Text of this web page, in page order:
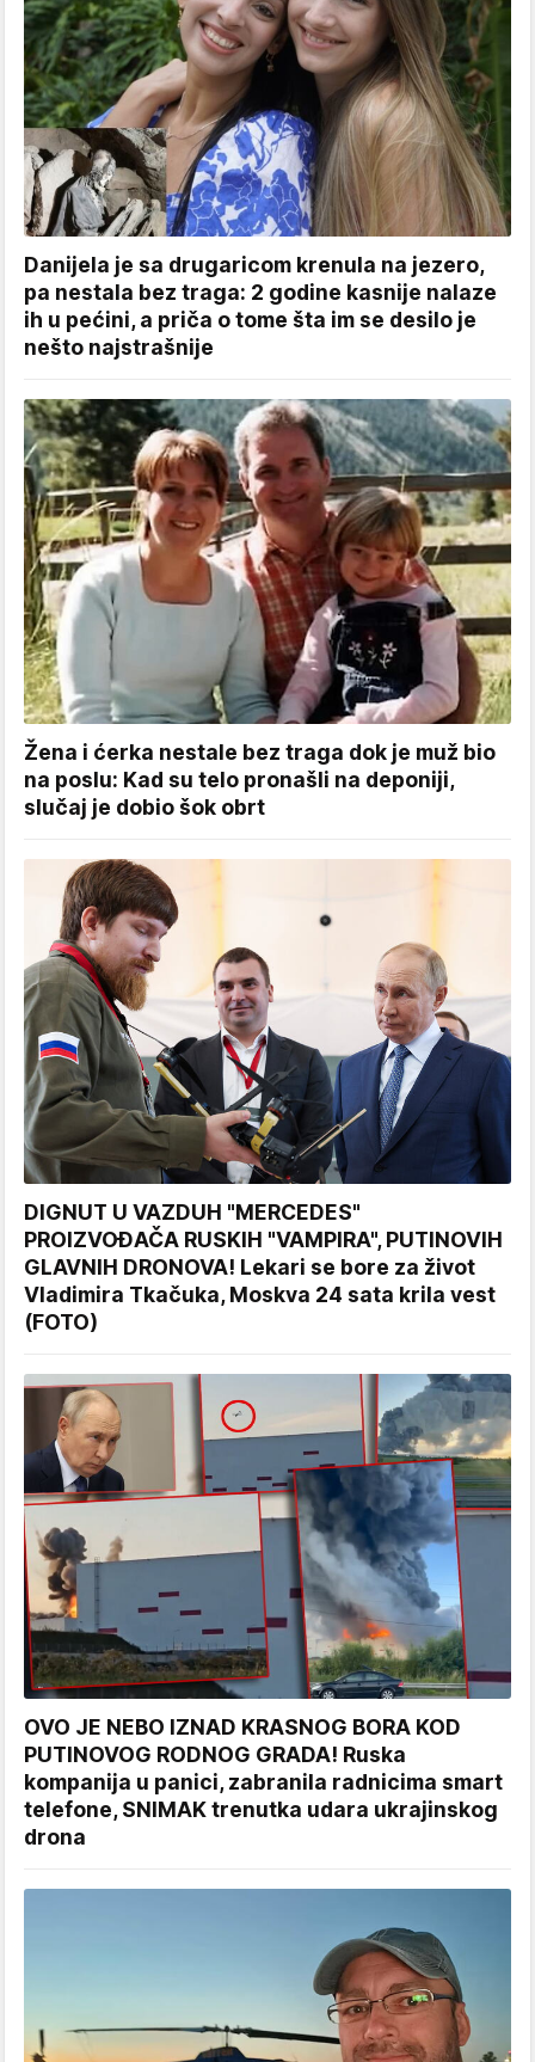
Danijela je sa drugaricom krenula na jezero,
pa nestala bez traga: 2 godine kasnije nalaze
ih u pećini, a priča o tome šta im se desilo je
nešto najstrašnije
Žena i ćerka nestale bez traga dok je muž bio
na poslu: Kad su telo pronašli na deponiji,
slučaj je dobio šok obrt
DIGNUT U VAZDUH "MERCEDES"
PROIZVOĐAČA RUSKIH "VAMPIRA", PUTINOVIH
GLAVNIH DRONOVA! Lekari se bore za život
Vladimira Tkačuka, Moskva 24 sata krila vest
(FOTO)
OVO JE NEBO IZNAD KRASNOG BORA KOD
PUTINOVOG RODNOG GRADA! Ruska
kompanija u panici, zabranila radnicima smart
telefone, SNIMAK trenutka udara ukrajinskog
drona